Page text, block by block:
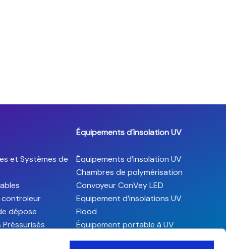
et Systèmes de
dépose
Préssurisés
Équipements d´insolation UV
Équipements d’insolation UV
Chambres de polymérisation
Convoyeur ConVey LED
Equipement d’insolations UV
Flood
Équipement portable à UV